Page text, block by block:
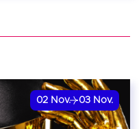
02 Nov. 03 Nov.